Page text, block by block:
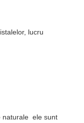
lucru
naturale ele sunt